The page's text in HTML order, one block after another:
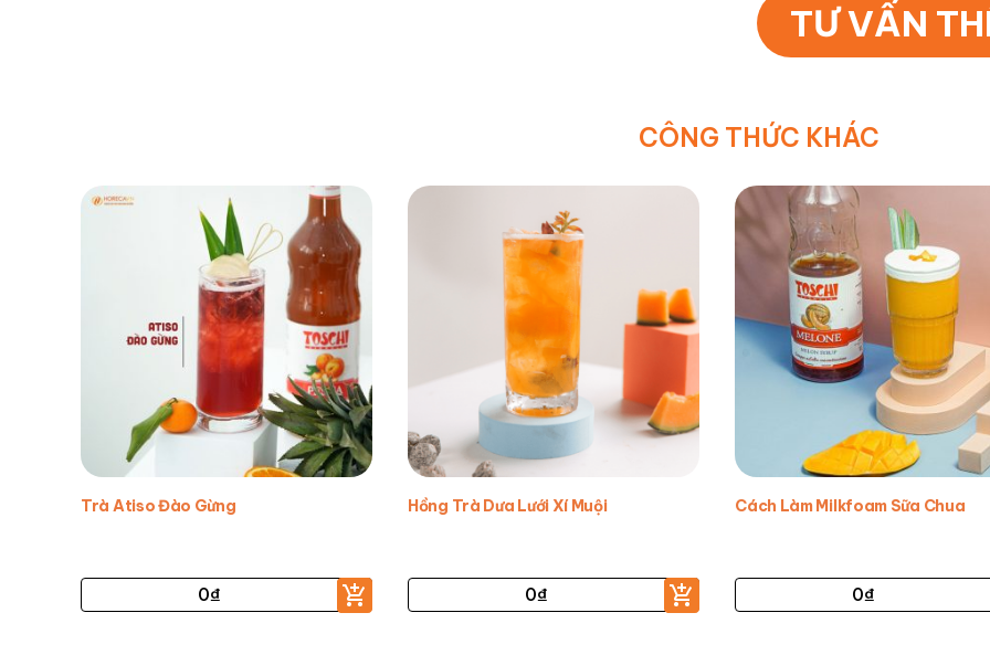
TƯ VẤN
CÔNG THỨC KHÁC
Trà Atiso Đào Gừng
0₫
Hồng Trà Dưa Lưới Xí Muội
0₫
Cách Làm Milkfoam Sữa Chua
0₫